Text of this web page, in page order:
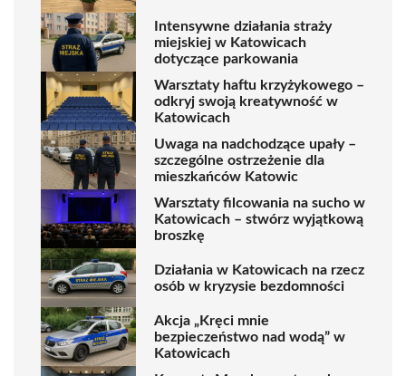
Intensywne działania straży
miejskiej w Katowicach
dotyczące parkowania
Warsztaty haftu krzyżykowego –
odkryj swoją kreatywność w
Katowicach
Uwaga na nadchodzące upały –
szczególne ostrzeżenie dla
mieszkańców Katowic
Warsztaty filcowania na sucho w
Katowicach – stwórz wyjątkową
broszkę
Działania w Katowicach na rzecz
osób w kryzysie bezdomności
Akcja „Kręci mnie
bezpieczeństwo nad wodą” w
Katowicach